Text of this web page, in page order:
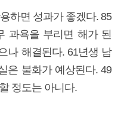
하면 성과가 좋겠다. 85
과욕을 부리면 해가 된
나 해결된다. 61년생 남
은 불화가 예상된다. 49
정도는 아니다.